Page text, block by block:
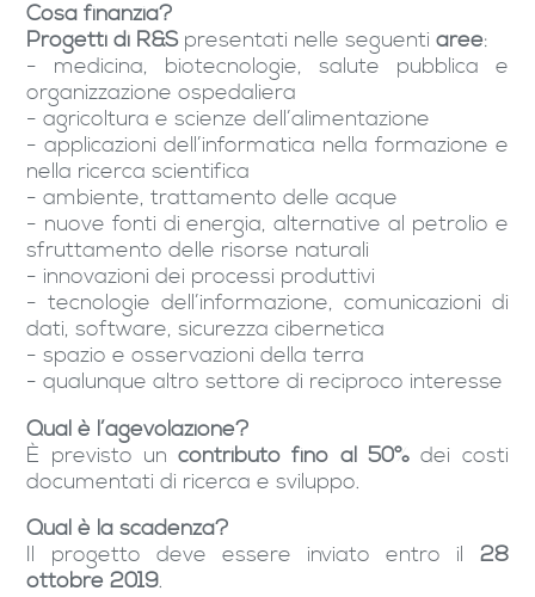
Cosa finanzia?
Progetti di R&S presentati nelle seguenti aree:
- medicina, biotecnologie, salute pubblica e
organizzazione ospedaliera
- agricoltura e scienze dell’alimentazione
- applicazioni dell’informatica nella formazione e
nella ricerca scientifica
- ambiente, trattamento delle acque
- nuove fonti di energia, alternative al petrolio e
sfruttamento delle risorse naturali
- innovazioni dei processi produttivi
- tecnologie dell’informazione, comunicazioni di
dati, software, sicurezza cibernetica
- spazio e osservazioni della terra
- qualunque altro settore di reciproco interesse
Qual è l’agevolazione?
È previsto uncontributo fino al 50% dei costi
documentati di ricerca e sviluppo.
Qual è la scadenza?
Il progetto deve essere inviato entro il 28
ottobre 2019.